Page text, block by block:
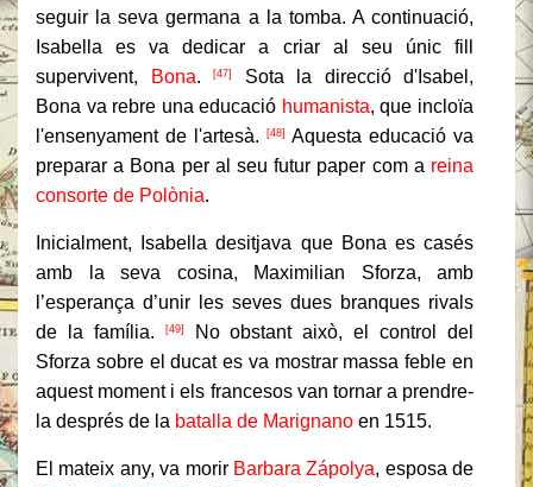
seguir la seva germana a la tomba. A continuació,
Isabella es va dedicar a criar al seu únic fill
supervivent,
Bona. [47]
Sota la direcció d'Isabel,
Bona va rebre una educació humanista, que incloïa
l'ensenyament de l'artesà.
[48]
Aquesta educació va
preparar a Bona per al seu futur paper com a reina
consorte de Polònia.
Inicialment, Isabella desitjava que Bona es casés
amb la seva cosina, Maximilian Sforza, amb
l’esperança d’unir les seves dues branques rivals
de la família.
[49]
No obstant això, el control del
Sforza sobre el ducat es va mostrar massa feble en
aquest moment i els francesos van tornar a prendre-
la després de la batalla de Marignano en 1515.
El mateix any, va morir Barbara Zápolya, esposa de